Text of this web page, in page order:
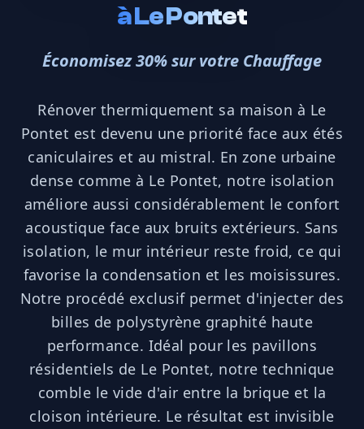
àLe Pontet
Économisez 30% sur votre Chauffage
Rénover thermiquement sa maison à Le
Pontet est devenu une priorité face aux étés
caniculaires et au mistral. En zone urbaine
dense comme à Le Pontet, notre isolation
améliore aussi considérablement le confort
acoustique face aux bruits extérieurs. Sans
isolation, le mur intérieur reste froid, ce qui
favorise la condensation et les moisissures.
Notre procédé exclusif permet d'injecter des
billes de polystyrène graphité haute
performance. Idéal pour les pavillons
résidentiels de Le Pontet, notre technique
comble le vide d'air entre la brique et la
cloison intérieure. Le résultat est invisible